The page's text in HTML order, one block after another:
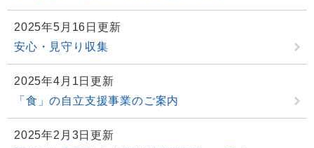
2025年5月16日更新
安心・見守り収集
2025年4月1日更新
「食」の自立支援事業のご案内
2025年2月3日更新